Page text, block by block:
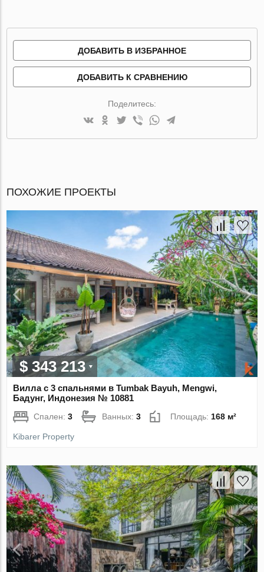
ДОБАВИТЬ В ИЗБРАННОЕ
ДОБАВИТЬ К СРАВНЕНИЮ
Поделитесь:
ПОХОЖИЕ ПРОЕКТЫ
$ 343 213
Вилла с 3 спальнями в Tumbak Bayuh, Mengwi,
Бадунг, Индонезия № 10881
Спален:3 Ванных:3 Площадь:168 м²
Kibarer Property